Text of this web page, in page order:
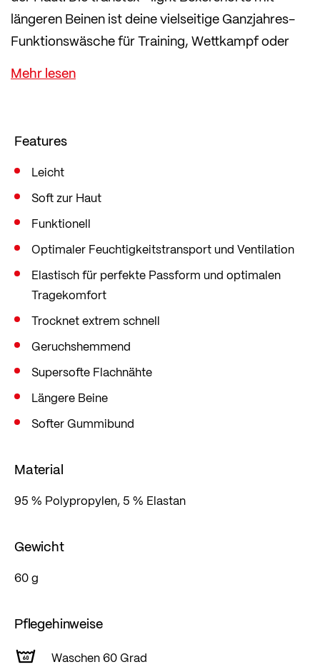
längeren Beinen ist deine vielseitige Ganzjahres-
Funktionswäsche für Training, Wettkampf oder
Alltag.
transtex® Light Stoffe schaffen durch kühlende
angenehmes Tragegefühl. Der Schweiß wird rasch
von der Haut transportiert, selbst bleibt das
Material aber dauerhaft trocken.
transtex® Funktionsstoffe werden ausschließlich
bei Löffler in Ried im Innkreis gestrickt.
Features
Leicht
Soft zur Haut
Funktionell
Optimaler Feuchtigkeitstransport und Ventilation
Elastisch für perfekte Passform und optimalen
Tragekomfort
Trocknet extrem schnell
Geruchshemmend
Supersofte Flachnähte
Längere Beine
Softer Gummibund
Material
95 % Polypropylen, 5 % Elastan
Gewicht
60 g
Pflegehinweise
Waschen 60 Grad